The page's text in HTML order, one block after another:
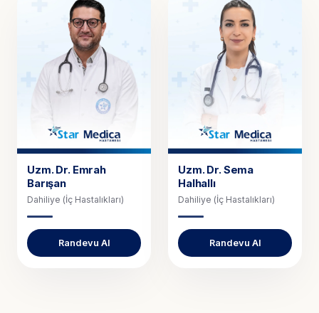
Uzm. Dr. Emrah
Barışan
Dahiliye (İç Hastalıkları)
Randevu Al
Uzm. Dr. Sema
Halhallı
Dahiliye (İç Hastalıkları)
Randevu Al